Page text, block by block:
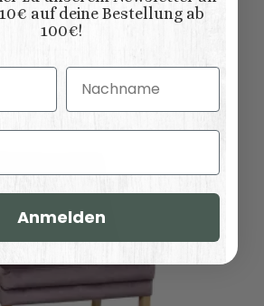
zum Artikel
auf deine Bestellung ab
100€!
Nachname
Anmelden